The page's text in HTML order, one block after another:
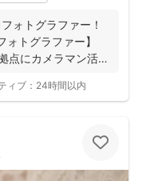
ォトグラファー！
トグラファー】
点にカメラマン活
ィブ： 24時間以内